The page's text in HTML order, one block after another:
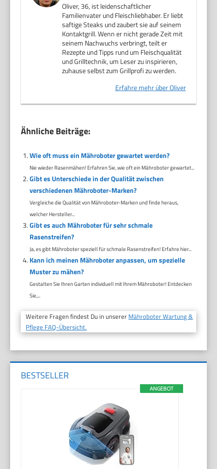
Oliver, 36, ist leidenschaftlicher
Familienvater und Fleischliebhaber. Er liebt
saftige Steaks und zaubert sie auf seinem
Kontaktgrill. Wenn er nicht gerade Zeit mit
seinem Nachwuchs verbringt, teilt er
Rezepte und Tipps rund um Fleischqualität
und Grilltechnik, um Leser zu inspirieren,
zuhause selbst zum Grillprofi zu werden.
Erfahre mehr über Oliver
Ähnliche Beiträge:
Wie oft muss ein Mähroboter gewartet werden?
Nie wieder Rasenmähen! Erfahren Sie, wie oft ein Mähroboter gewartet...
Gibt es Unterschiede in der Qualität zwischen
verschiedenen Mähroboter-Marken?
Vergleiche die Qualität von Mähroboter-Marken und finde heraus,
welcher Hersteller...
Gibt es auch Mähroboter für sehr schmale
Rasenstreifen?
Ja, es gibt Mähroboter speziell für schmale Rasenstreifen! Erfahre hier...
Kann ich meinen Mähroboter anpassen, um spezielle
Muster zu mähen?
Gestalten Sie Ihren Garten individuell mit Ihrem Mähroboter! Entdecken
Sie,...
Weitere Fragen findest Du in unserer Mähroboter Wartung &
Pflege FAQ-Übersicht.
BESTSELLER
ANGEBOT